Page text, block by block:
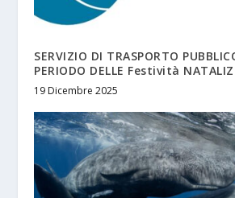
SERVIZIO DI TRASPORTO
PERIODO DELLE Festività
19 Dicembre 2025